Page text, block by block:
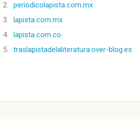
2.
periodicolapista.com.mx
3.
lapista.com.mx
4.
lapista.com.co
5.
traslapistadelaliteratura.over-blog.es